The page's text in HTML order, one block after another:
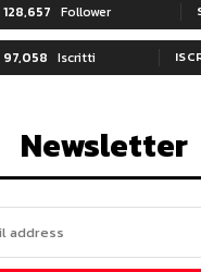
128,657 Follower
97,058 Iscritti
Newsletter